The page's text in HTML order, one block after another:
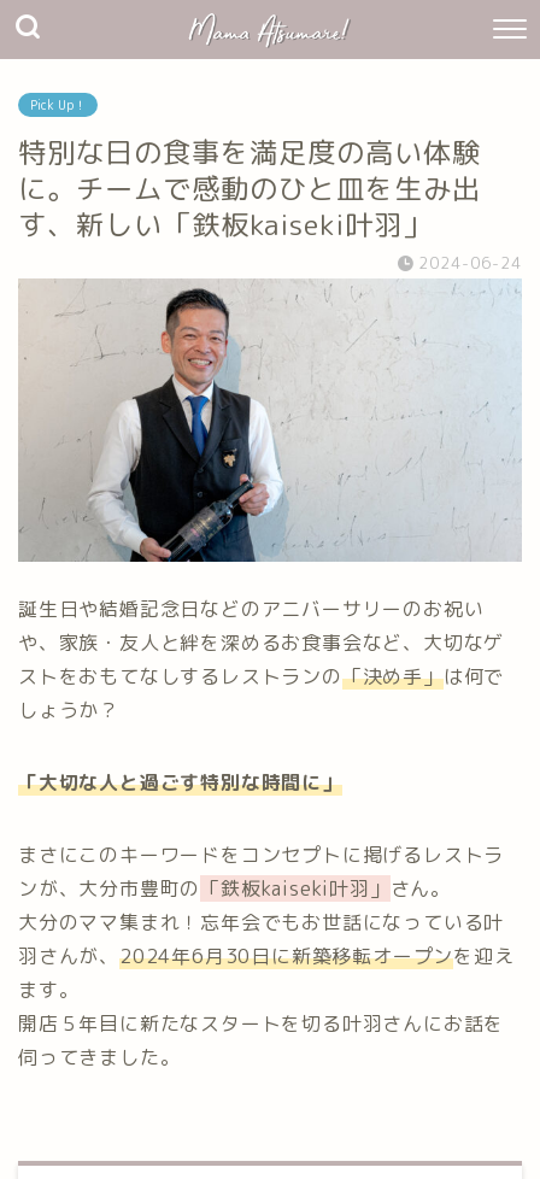
Pick Up！
特別な日の食事を満足度の高い体験
に。チームで感動のひと皿を生み出
す、新しい「鉄板kaiseki叶羽」
2024-06-24
誕生日や結婚記念日などのアニバーサリーのお祝い
や、家族・友人と絆を深めるお食事会など、大切なゲ
ストをおもてなしするレストランの「決め手」は何で
しょうか？
「大切な人と過ごす特別な時間に」
まさにこのキーワードをコンセプトに掲げるレストラ
ンが、大分市豊町の 「鉄板kaiseki叶羽」 さん。
大分のママ集まれ！忘年会でもお世話になっている叶
羽さんが、 2024年6月30日に新築移転オープンを迎え
ます。
開店５年目に新たなスタートを切る叶羽さんにお話を
伺ってきました。